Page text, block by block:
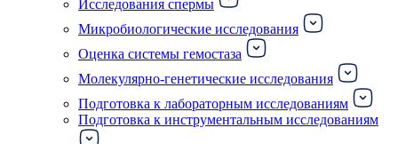
Исследования спермы
Микробиологические исследования
Оценка системы гемостаза
Молекулярно-генетические исследования
Подготовка к лабораторным исследованиям
Подготовка к инструментальным исследованиям